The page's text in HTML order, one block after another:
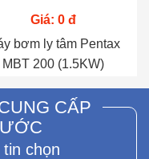
Giá: 0 đ
bơm ly tâm Pentax
MBT 200 (1.5KW)
CẤP
chọn